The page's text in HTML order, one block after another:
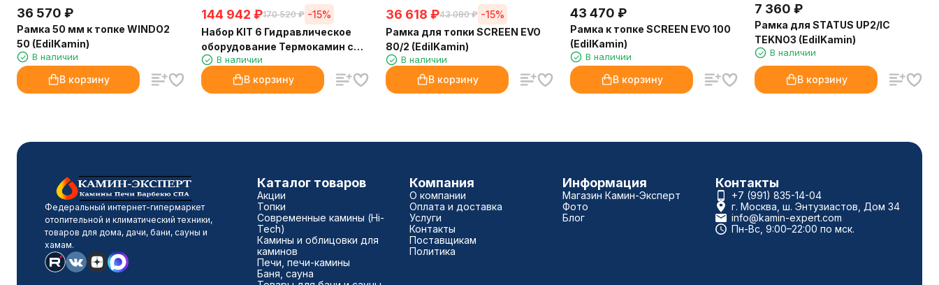
36 570 ₽
Рамка 50 мм к топке WINDO2
50 (EdilKamin)
В наличии
В корзину
144 942 ₽170 520 ₽ -15%
Набор KIT 6 Гидравлическое
оборудование Термокамин с
производством непитьевой
горячей воды (EdilKamin)
В наличии
В корзину
36 618 ₽43 080 ₽ -15%
Рамка для топки SCREEN EVO
80/2 (EdilKamin)
В наличии
В корзину
43 470 ₽
Рамка к топке SCREEN EVO 100
(EdilKamin)
В наличии
В корзину
7 360 ₽
Рамка для STATUS UP2/IC
TEKNO3 (EdilKamin)
В наличии
В корзину
Федеральный интернет-гипермаркет
отопительной и климатический техники,
товаров для дома, дачи, бани, сауны и
хамам.
Каталог товаров
Акции
Топки
Современные камины (Hi-
Tech)
Камины и облицовки для
каминов
Печи, печи-камины
Баня, сауна
Компания
О компании
Оплата и доставка
Услуги
Контакты
Поставщикам
Политика
Информация
Магазин Камин-Эксперт
Фото
Блог
Контакты
+7 (991) 835-14-04
г. Москва, ш. Энтузиастов, Дом 34
info@kamin-expert.com
Пн-Вс, 9:00–22:00 по мск.